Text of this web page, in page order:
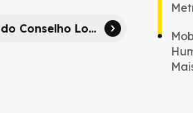
TML na reunião do Conselho Local de Mobilidade – Palmela